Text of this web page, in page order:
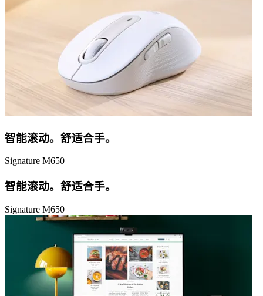
智能滚动。舒适合手。
Signature M650
智能滚动。舒适合手。
Signature M650